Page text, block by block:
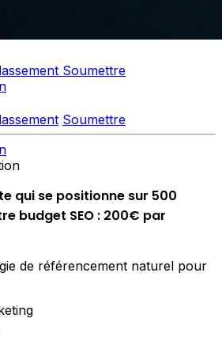
Soumettre
Soumettre
qui se positionne sur 500
budget SEO : 200€ par
de référencement naturel pour